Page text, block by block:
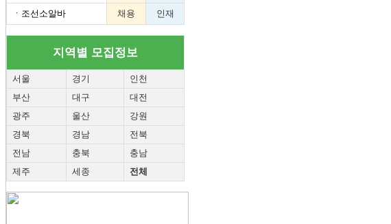
ㆍ 조선소알바 채용 인재
지역별 모집정보
서울 경기
인천
부산
대구
대전
광주
울산
강원
경북
경남
전북
전남
충북
충남
제주
세종 전체